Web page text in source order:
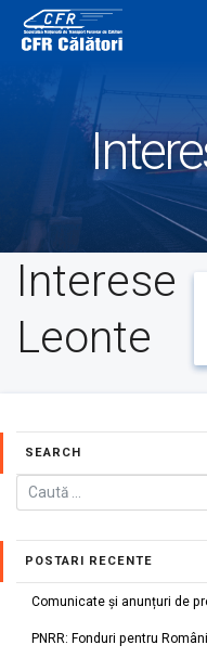
content
Interese
Leonte
SEARCH
POSTARI RECENTE
Comunicate și anunțuri de
PNRR: Fonduri pentru